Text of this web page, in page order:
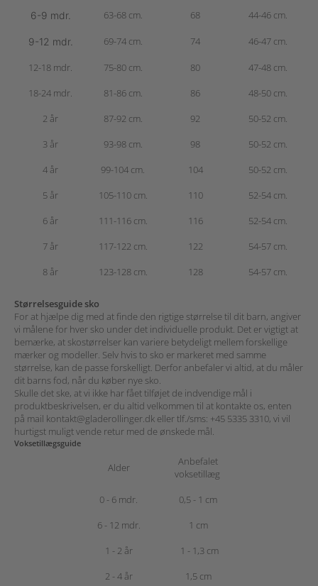
6-9 mdr. 63-68 cm. 68 44-46 cm.
9-12 mdr. 69-74 cm. 74 46-47 cm.
12-18 mdr. 75-80 cm. 80
47-48 cm.
18-24 mdr.
81-86 cm. 86
48-50 cm.
2 år
87-92 cm. 92
50-52 cm.
3 år
93-98 cm. 98
50-52 cm.
4 år
99-104 cm. 104
50-52 cm.
5 år
105-110 cm. 110
52-54 cm.
6 år
111-116 cm. 116
52-54 cm.
7 år
117-122 cm. 122
54-57 cm.
8 år
123-128 cm. 128 54-57 cm.
Størrelsesguide sko
For at hjælpe dig med at finde den rigtige størrelse til dit barn, angiver
vi målene for hver sko under det individuelle produkt. Det er vigtigt at
bemærke, at skostørrelser kan variere betydeligt mellem forskellige
mærker og modeller. Selv hvis to sko er markeret med samme
størrelse, kan de passe forskelligt. Derfor anbefaler vi altid, at du måler
dit barns fod, når du køber nye sko.
Skulle det ske, at vi ikke har fået tilføjet de indvendige mål i
produktbeskrivelsen, er du altid velkommen til at kontakte os, enten
på mail kontakt@gladerollinger.dk eller tlf./sms: +45 5335 3310, vi vil
hurtigst muligt vende retur med de ønskede mål.
Voksetillægsguide
Alder
Anbefalet
voksetillæg
0 - 6 mdr.
0,5 - 1 cm
6 - 12 mdr.
1 cm
1 - 2 år
1 - 1,3 cm
2 - 4 år
1,5 cm